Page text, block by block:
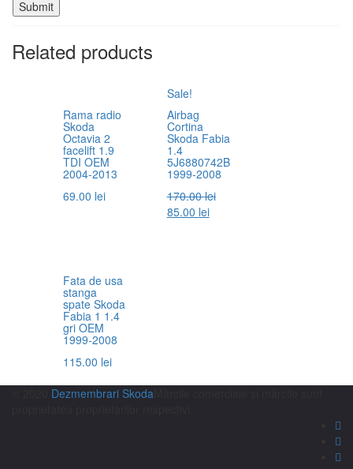
Related products
Rama radio
Skoda
Octavia 2
facelift 1.9
TDI OEM
2004-2013
69.00 lei
Sale!
Airbag
Cortina
Skoda Fabia
1.4
5J6880742B
1999-2008
170.00lei
85.00 lei
Fata de usa
stanga
spate Skoda
Fabia 1 1.4
gri OEM
1999-2008
115.00 lei
Dezmembrari Skoda